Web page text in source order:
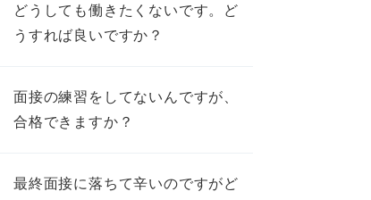
どうしても働きたくないです。ど
うすれば良いですか？
面接の練習をしてないんですが、
合格できますか？
最終面接に落ちて辛いのですがど